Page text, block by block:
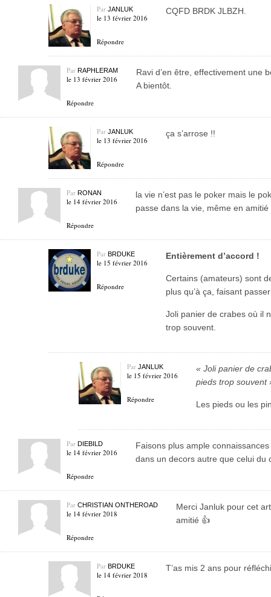
Par JANLUK
le 13 février 2016
Répondre
CQFD BRDK JLBZH.
Par RAPHLERAM
le 13 février 2016
Répondre
Ravi d’en être, effectivement une
A bientôt.
Par JANLUK
le 13 février 2016
Répondre
ça s’arrose !!
Par RONAN
le 14 février 2016
Répondre
la vie n’est pas le poker mais le
passe dans la vie, même en amitié
Par BRDUKE
le 15 février 2016
Répondre
Entièrement d’accord !
Certains (amateurs) sont
plus qu’à ça, faisant
Joli panier de crabes où il
trop souvent.
Par JANLUK
le 15 février 2016
Répondre
« Joli panier de
pieds trop souvent
Les pieds ou les
Par DIEBILD
le 14 février 2016
Répondre
Faisons plus ample
dans un decors autre que celui du
Par CHRISTIAN ONTHEROAD
le 14 février 2018
Répondre
Merci Janluk pour cet
amitié 👍
Par BRDUKE
le 14 février 2018
T’as mis 2 ans pour